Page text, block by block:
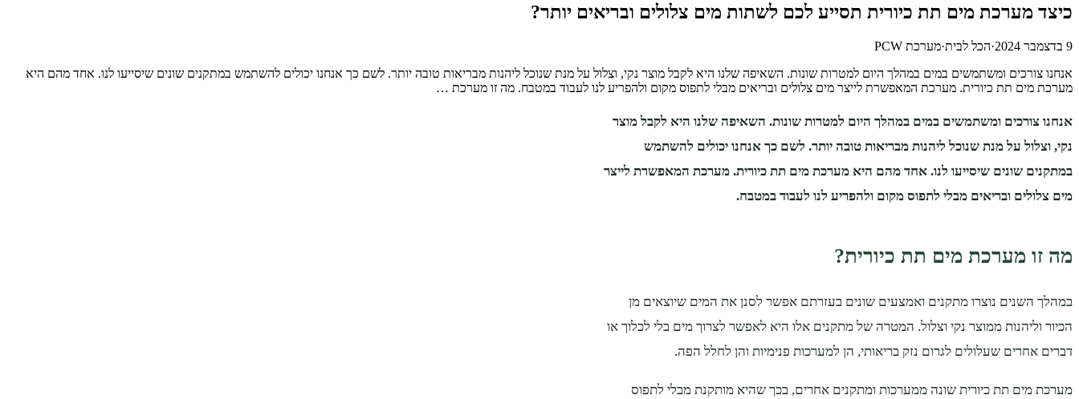
כיצד מערכת מים תת כיורית תסייע לכם לשתות מים צלולים ובריאים יותר?
9 בדצמבר 2024 ·הכל לבית·מערכת PCW
אנחנו צורכים ומשתמשים במים במהלך היום למטרות שונות. השאיפה שלנו היא לקבל מוצר נקי, וצלול על מנת שנוכל ליהנות מבריאות טובה יותר. לשם כך אנחנו יכולים להשתמש במתקנים שונים שיסייעו לנו. אחד מהם היא
מערכת מים תת כיורית. מערכת המאפשרת לייצר מים צלולים ובריאים מבלי לתפוס מקום ולהפריע לנו לעבוד במטבח. מה זו מערכת …
אנחנו צורכים ומשתמשים במים במהלך היום למטרות שונות. השאיפה שלנו היא לקבל מוצר
נקי, וצלול על מנת שנוכל ליהנות מבריאות טובה יותר. לשם כך אנחנו יכולים להשתמש
במתקנים שונים שיסייעו לנו. אחד מהם היא מערכת מים תת כיורית. מערכת המאפשרת לייצר
מים צלולים ובריאים מבלי לתפוס מקום ולהפריע לנו לעבוד במטבח.
מה זו מערכת מים תת כיורית?
במהלך השנים נוצרו מתקנים ואמצעים שונים בעזרתם אפשר לסנן את המים שיוצאים מן
הכיור וליהנות ממוצר נקי וצלול. המטרה של מתקנים אלו היא לאפשר לצרוך מים בלי לכלוך או
דברים אחרים שעלולים לגרום נזק בריאותי, הן למערכות פנימיות והן לחלל הפה.
מערכת מים תת כיורית שונה ממערכות ומתקנים אחרים, בכך שהיא מותקנת מבלי לתפוס